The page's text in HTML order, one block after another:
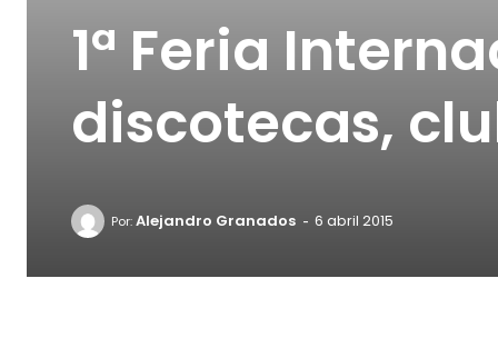
1ª Feria
discotecas,
Por:Alejandro Granados - 6 abril 2015